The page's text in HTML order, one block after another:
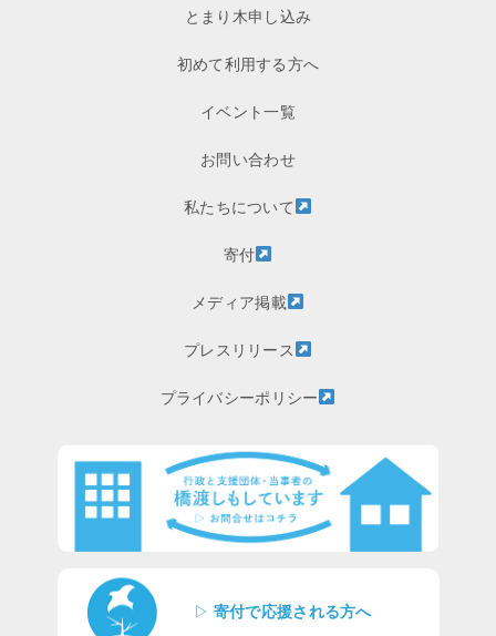
とまり木申し込み
初めて利用する方へ
イベント一覧
お問い合わせ
私たちについて
寄付
メディア掲載
プレスリリース
プライバシーポリシー
▷ 寄付で応援される方へ